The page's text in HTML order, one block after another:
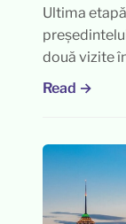
Ultima
două vizite
Read →